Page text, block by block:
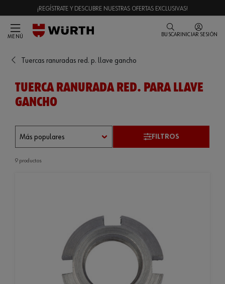
¡REGÍSTRATE Y DESCUBRE NUESTRAS OFERTAS EXCLUSIVAS!
MENÚ BUSCAR INICIAR SESIÓN
Tuercas ranuradas red. p. llave gancho
TUERCA RANURADA RED. PARA LLAVE
GANCHO
FILTROS
9 productos